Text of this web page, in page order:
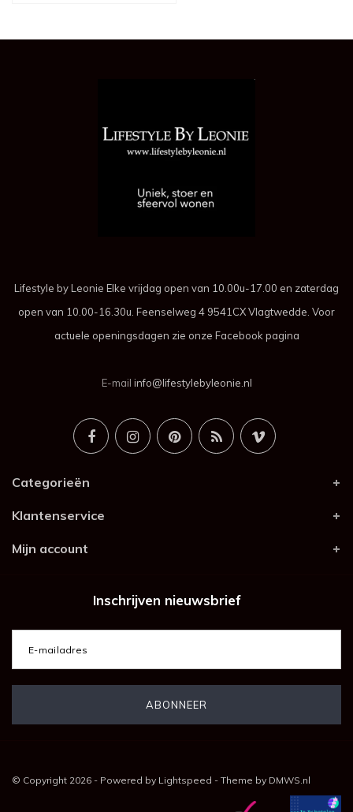
Lifestyle by Leonie Elke vrijdag open van 10.00u-17.00 en zaterdag
open van 10.00-16.30u. Feenselweg 4 9541CX Vlagtwedde. Voor
actuele openingsdagen zie onze Facebook pagina
E-mail info@lifestylebyleonie.nl
Categorieën
Klantenservice
Mijn account
Inschrijven nieuwsbrief
© Copyright 2026 - Powered by Lightspeed - Theme by DMWS.nl